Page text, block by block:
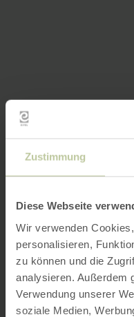
Zustimmung
Diese Webseite
Wir verwenden
personalisieren,
zu können und die
analysieren. Außerdem
Verwendung unserer
soziale Medien,